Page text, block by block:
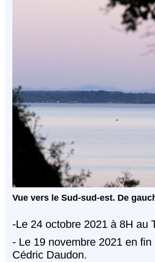
Vue vers le Sud-sud-est. De
-Le 24 octobre 2021 à 8H au
- Le 19 novembre 2021 en
Cédric Daudon.